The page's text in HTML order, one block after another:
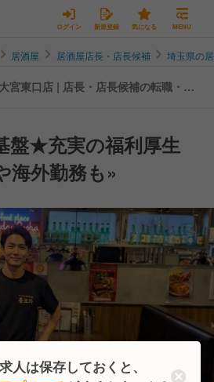
ログイン 新規登録 気になる MENU
居酒屋 居酒屋店長・店長候補 埼玉県の
東口店 | 店長・店長候補の転職・求
盤★充実の福利厚生
海外勤務も»
人は保存しておくと、